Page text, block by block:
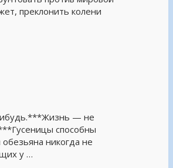
преклонить колени
— не
способны
никогда не
у …